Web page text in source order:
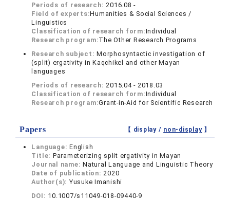
Periods of research: 2016.08 -
Field of experts:Humanities & Social Sciences /
Linguistics
Classification of research form:Individual
Research program:The Other Research Programs
Research subject:Morphosyntactic investigation of
(split) ergativity in Kaqchikel and other Mayan
languages
Periods of research: 2015.04 - 2018.03
Classification of research form:Individual
Research program:Grant-in-Aid for Scientific Research
Papers 【 display / non-display】
Language:English
Title: Parameterizing split ergativity in Mayan
Journal name:Natural Language and Linguistic Theory
Date of publication: 2020
Author(s): Yusuke Imanishi
DOI: 10.1007/s11049-018-09440-9